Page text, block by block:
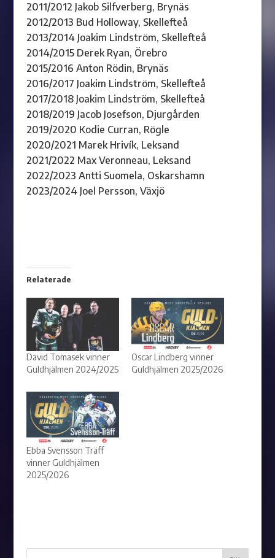
2011/2012 Jakob Silfverberg, Brynäs
2012/2013 Bud Holloway, Skellefteå
2013/2014 Joakim Lindström, Skellefteå
2014/2015 Derek Ryan, Örebro
2015/2016 Anton Rödin, Brynäs
2016/2017 Joakim Lindström, Skellefteå
2017/2018 Joakim Lindström, Skellefteå
2018/2019 Jacob Josefson, Djurgården
2019/2020 Kodie Curran, Rögle
2020/2021 Marek Hrivík, Leksand
2021/2022 Max Veronneau, Leksand
2022/2023 Antti Suomela, Oskarshamn
2023/2024 Joel Persson, Växjö
Relaterade
David Tomasek vinner
Guldhjälmen 2024/2025
Oscar Lindberg vinner
Guldhjälmen 2025/2026
Ebba Svensson Träff
vinner Guldhjälmen
2025/2026